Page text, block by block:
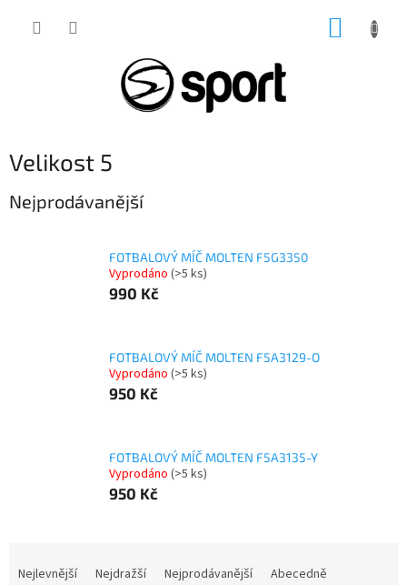
Velikost 5
Nejprodávanější
FOTBALOVÝ MÍČ MOLTEN F5G3350
Vyprodáno (>5 ks)
990 Kč
FOTBALOVÝ MÍČ MOLTEN F5A3129-O
Vyprodáno (>5 ks)
950 Kč
FOTBALOVÝ MÍČ MOLTEN F5A3135-Y
Vyprodáno (>5 ks)
950 Kč
Nejlevnější Nejdražší Nejprodávanější Abecedně